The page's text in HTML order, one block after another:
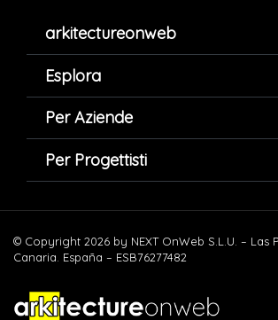
arkitectureonweb
Esplora
Per Aziende
Per Progettisti
© Copyright 2026 by NEXT OnWeb S.L.U. – Las
Canaria. España – ESB76277482